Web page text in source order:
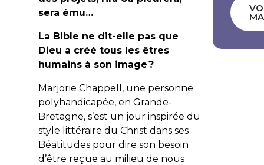
sera ému…
La Bible ne dit-elle pas que
Dieu a créé tous les êtres
humains à son image ?
Marjorie Chappell, une personne
polyhandicapée, en Grande-
Bretagne, s’est un jour inspirée du
style littéraire du Christ dans ses
Béatitudes pour dire son besoin
d’être reçue au milieu de nous